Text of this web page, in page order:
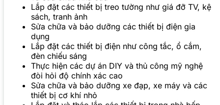
Lắp đặt các thiết bị treo tường như giá đỡ TV, kệ
sách, tranh ảnh
Sửa chữa và bảo dưỡng các thiết bị điện gia
dụng
Lắp đặt các thiết bị điện như công tắc, ổ cắm,
đèn chiếu sáng
Thực hiện các dự án DIY và thủ công mỹ nghệ
đòi hỏi độ chính xác cao
Sửa chữa và bảo dưỡng xe đạp, xe máy và các
thiết bị cơ khí nhỏ